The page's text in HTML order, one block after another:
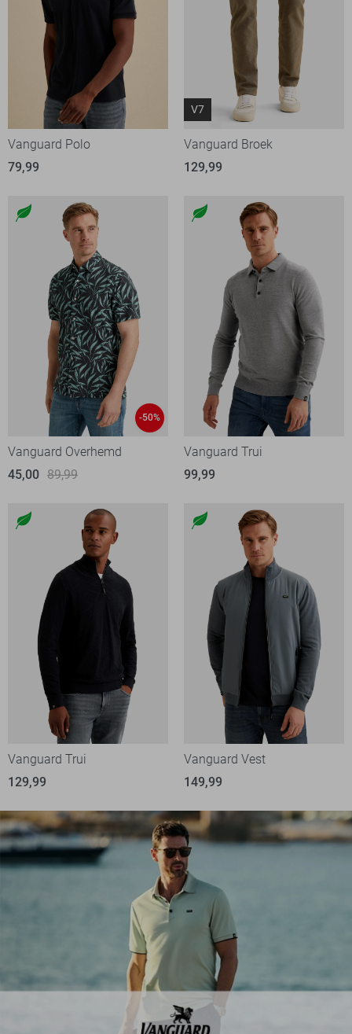
Vanguard Polo
79,99
V7
Vanguard Broek
129,99
-50%
Vanguard Overhemd
45,00 89,99
Vanguard Trui
99,99
Vanguard Trui
129,99
Vanguard Vest
149,99